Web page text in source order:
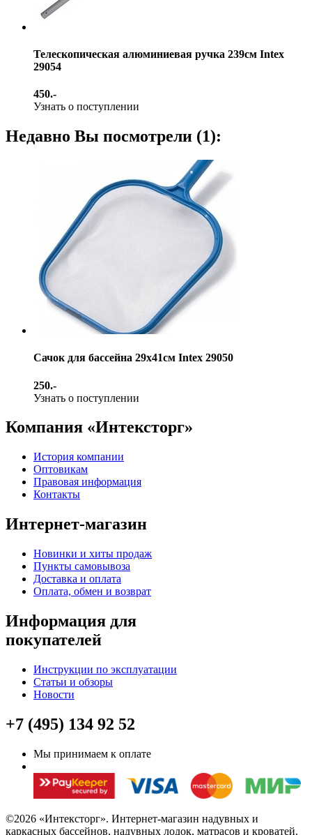
Телескопическая алюминиевая ручка 239см Intex
29054
450.-
Узнать о поступлении
Недавно Вы посмотрели (1):
Сачок для бассейна 29х41см Intex 29050
250.-
Узнать о поступлении
Компания «Интексторг»
История компании
Оптовикам
Правовая информация
Контакты
Интернет-магазин
Новинки и хиты продаж
Пункты самовывоза
Доставка и оплата
Оплата, обмен и возврат
Информация для
покупателей
Инструкции по эксплуатации
Статьи и обзоры
Новости
+7 (495) 134 92 52
Мы принимаем к оплате
©2026 «Интексторг». Интернет-магазин надувных и
каркасных бассейнов, надувных лодок, матрасов и кроватей.